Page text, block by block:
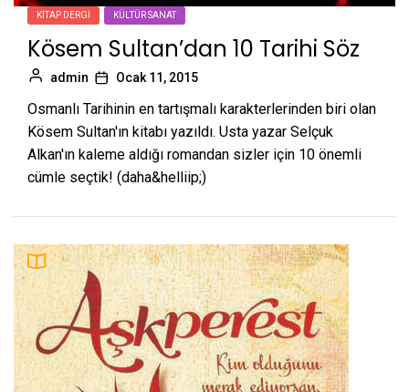
KITAP DERGI KÜLTÜR SANAT
Kösem Sultan’dan 10 Tarihi Söz
admin Ocak 11, 2015
Osmanlı Tarihinin en tartışmalı karakterlerinden biri olan
Kösem Sultan'ın kitabı yazıldı. Usta yazar Selçuk
Alkan'ın kaleme aldığı romandan sizler için 10 önemli
cümle seçtik! (daha&helliip;)